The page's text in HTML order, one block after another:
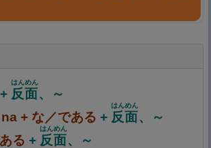
+ 反面
はんめん
、～
+ な／である + 反面
はんめん
、～
る + 反面
はんめん
、～